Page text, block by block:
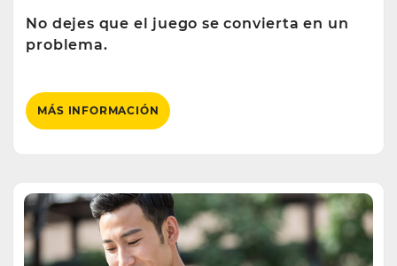
No dejes que el juego se convierta en un
problema.
MÁS INFORMACIÓN